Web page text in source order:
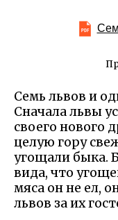
Семь львов и
Сначала львы
своего нового
целую гору
угощали быка.
вида, что
мяса он не ел,
львов за их